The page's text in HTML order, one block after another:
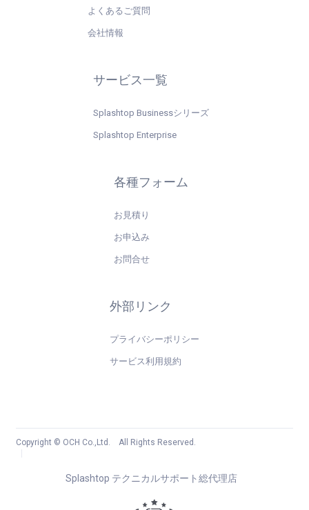
よくあるご質問
会社情報
サービス一覧
Splashtop Businessシリーズ
Splashtop Enterprise
各種フォーム
お見積り
お申込み
お問合せ
外部リンク
プライバシーポリシー
サービス利用規約
Copyright © OCH Co.,Ltd. All Rights Reserved.
Splashtop テクニカルサポート総代理店